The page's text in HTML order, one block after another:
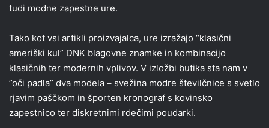
tudi modne zapestne ure.
Tako kot vsi artikli proizvajalca, ure izražajo “klasični
ameriški kul” DNK blagovne znamke in kombinacijo
klasičnih ter modernih vplivov. V izložbi butika sta nam v
”oči padla” dva modela – svežina modre številčnice s svetlo
rjavim paščkom in športen kronograf s kovinsko
zapestnico ter diskretnimi rdečimi poudarki.